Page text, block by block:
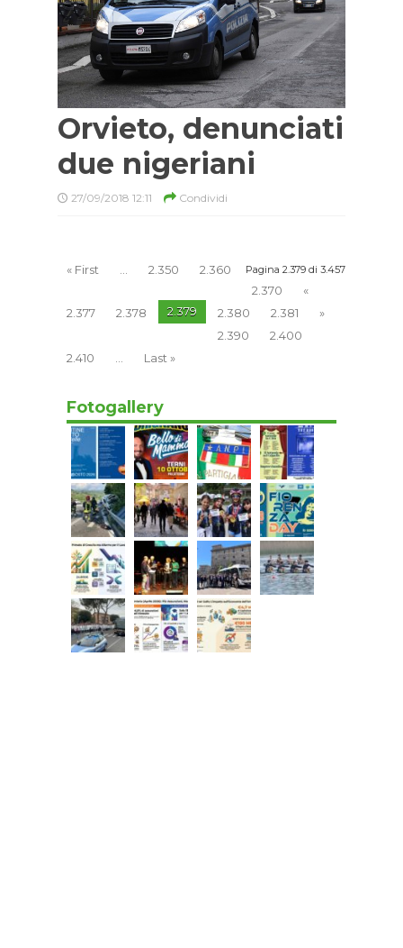
Orvieto, denunciati
due nigeriani
27/09/2018 12:11 Condividi
Pagina 2.379 di 3.457
« First ... 2.350
2.360
2.370
«
2.377
2.378 2.379 2.380 2.381
»
2.390
2.400
2.410
... Last »
Fotogallery